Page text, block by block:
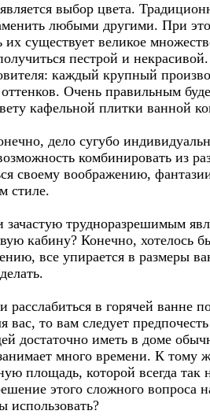
выбор цвета.
любыми другими. При
существует великое
пестрой и
каждый крупный
Очень правильным
кафельной плитки ванной
дело сугубо
комбинировать из
своему воображению,
стиле.
трудноразрешимым
кабину? Конечно, хотелось
все упирается в размеры
в горячей ванне
вас, то вам следует
достаточно иметь в доме
много времени. К тому
площадь, которой всегда так
этого сложного вопроса
использовать?